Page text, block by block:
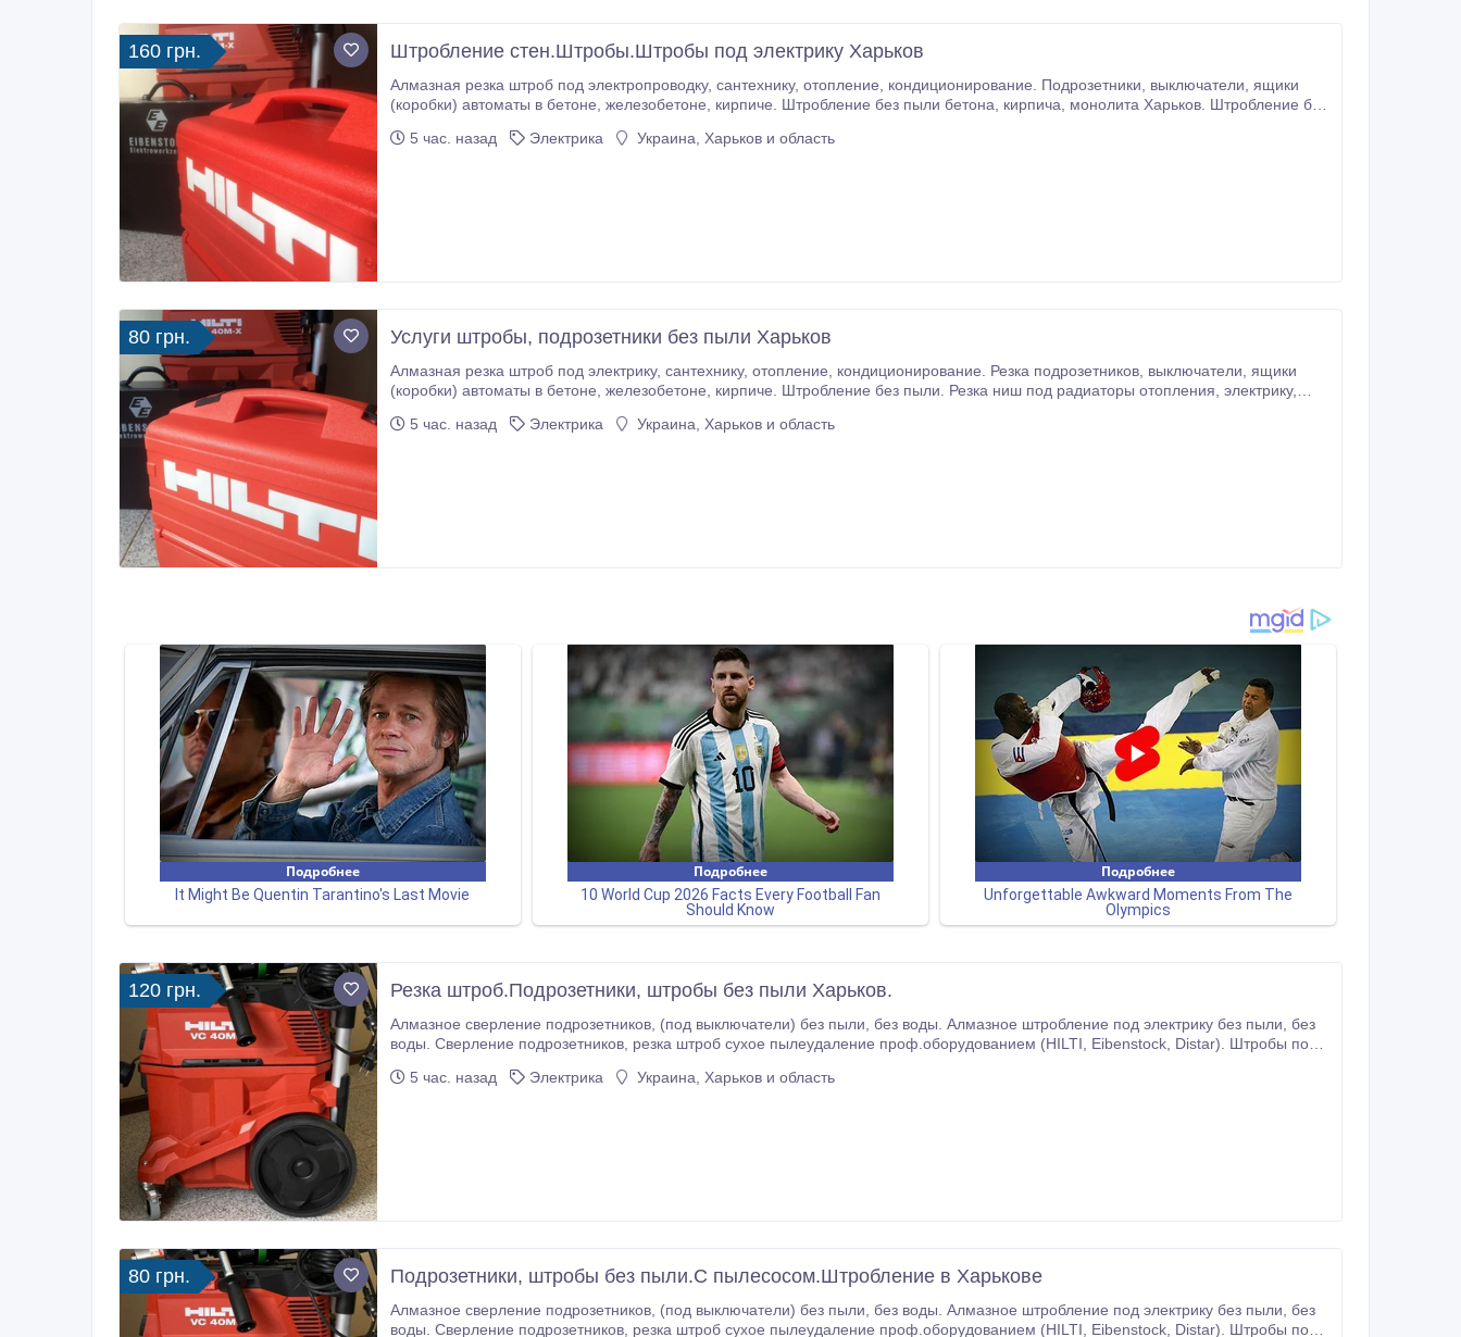
160 грн. Штробление стен.Штробы.Штробы под электрику Харьков
Алмазная резка штроб под электропроводку, сантехнику, отопление, кондиционирование. Подрозетники, выключатели, ящики
(коробки) автоматы в бетоне, железобетоне, кирпиче. Штробление без пыли бетона, кирпича, монолита Харьков. Штробление без
5 час. назад
Электрика Украина, Харьков и область
80 грн. Услуги штробы, подрозетники без пыли Харьков
Алмазная резка штроб под электрику, сантехнику, отопление, кондиционирование. Резка подрозетников, выключатели, ящики
(коробки) автоматы в бетоне, железобетоне, кирпиче. Штробление без пыли. Резка ниш под радиаторы отопления, электрику,
5 час. назад
Электрика Украина, Харьков и область
120 грн. Резка штроб.Подрозетники, штробы без пыли Харьков.
Алмазное сверление подрозетников, (под выключатели) без пыли, без воды. Алмазное штробление под электрику без пыли, без
воды. Сверление подрозетников, резка штроб сухое пылеудаление проф.оборудованием (HILTI, Eibenstock, Distar). Штробы под
5 час. назад
Электрика Украина, Харьков и область
80 грн. Подрозетники, штробы без пыли.С пылесосом.Штробление в Харькове
Алмазное сверление подрозетников, (под выключатели) без пыли, без воды. Алмазное штробление под электрику без пыли, без
воды. Сверление подрозетников, резка штроб сухое пылеудаление проф.оборудованием (HILTI, Eibenstock, Distar). Штробы под